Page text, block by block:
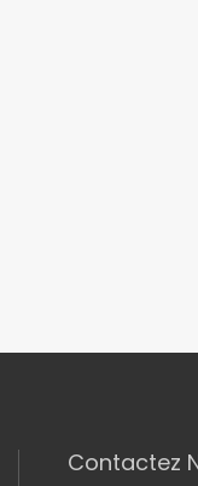
Contactez